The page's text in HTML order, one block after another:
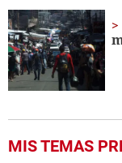
MIS TEMAS